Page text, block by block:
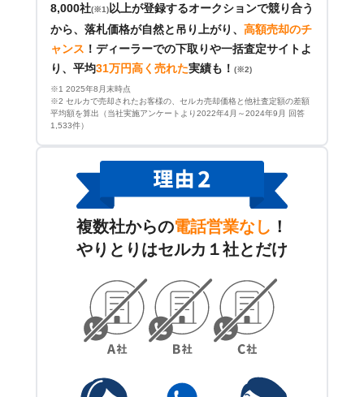
8,000社(※1)以上が登録するオークションで競り合う
から、落札価格が自然と吊り上がり、 高額売却のチ
ャンス ！ ディーラーでの下取りや一括査定サイトよ
り、平均31万円高く売れた実績も！ (※2)
※1 2025年8月末時点
※2 セルカで売却されたお客様の、セルカ売却価格と他社査定額の差額
平均額を算出（当社実施アンケートより2022年4月～2024年9月 回答
1,533件）
複数社からの電話営業なし ！
やりとりはセルカ１社とだけ